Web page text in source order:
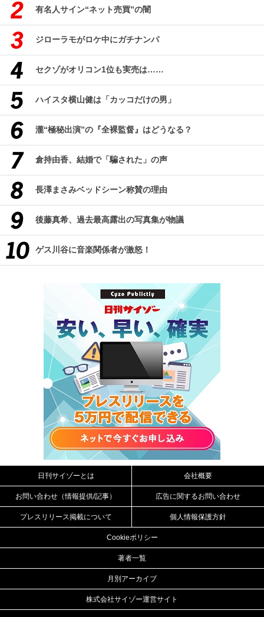
有名人サイン“ネット売買”の闇
ジローラモがロケ中にガチナンパ
セクゾがオリコン1位も実売は……
ハイスタ横山健は「カッコだけの男」
瀧“極秘出演”の『全裸監督』はどうなる？
倉持由香、結婚で「騙された」の声
長澤まさみベッドシーン称賛の理由
後藤真希、過去最高露出の写真集が物議
ゲス川谷に音楽関係者が激怒！
日刊サイゾーとは 会社概要
お問い合わせ（情報提供/記事） 広告に関するお問い合わせ
プレスリリース掲載について 個人情報保護方針
Cookieポリシー
著者一覧
月別アーカイブ
株式会社サイゾー運営サイト